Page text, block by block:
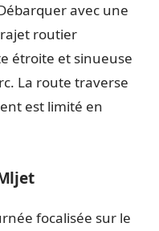
avec une
routier
étroite et sinueuse
La route traverse
est limité en
focalisée sur le